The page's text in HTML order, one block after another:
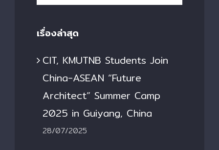
for:
เรื่องล่าสุด
CIT, KMUTNB Students Join
China-ASEAN “Future
Architect” Summer Camp
2025 in Guiyang, China
28/07/2025